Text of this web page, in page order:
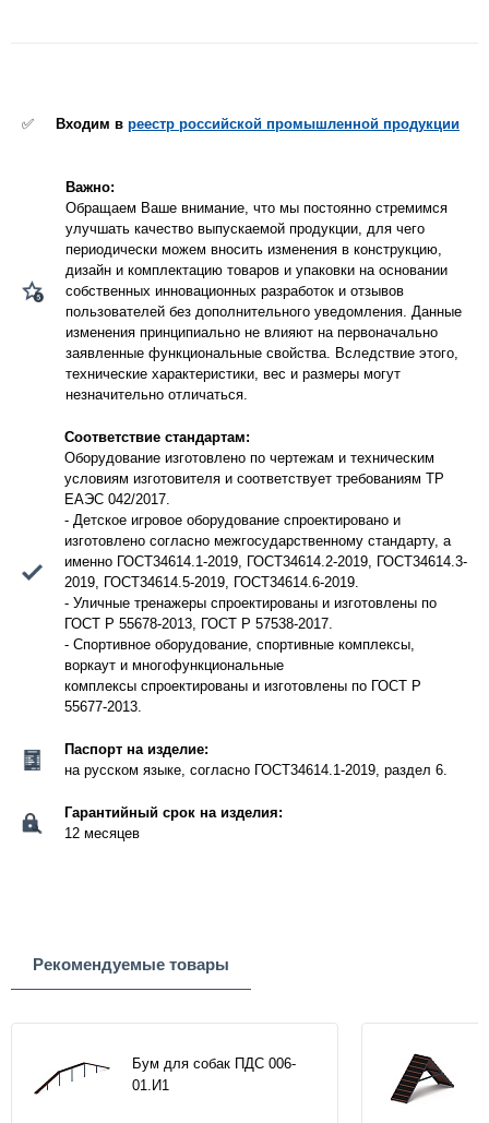
✅ Входим в реестр российской промышленной продукции
Важно:
Обращаем Ваше внимание, что мы постоянно стремимся
улучшать качество выпускаемой продукции, для чего
периодически можем вносить изменения в конструкцию,
дизайн и комплектацию товаров и упаковки на основании
собственных инновационных разработок и отзывов
пользователей без дополнительного уведомления. Данные
изменения принципиально не влияют на первоначально
заявленные функциональные свойства. Вследствие этого,
технические характеристики, вес и размеры могут
незначительно отличаться.
Соответствие стандартам:
Оборудование изготовлено по чертежам и техническим
условиям изготовителя и соответствует требованиям ТР
ЕАЭС 042/2017.
- Детское игровое оборудование спроектировано и
изготовлено согласно межгосударственному стандарту, а
именно ГОСТ34614.1-2019, ГОСТ34614.2-2019, ГОСТ34614.3-
2019, ГОСТ34614.5-2019, ГОСТ34614.6-2019.
- Уличные тренажеры спроектированы и изготовлены по
ГОСТ Р 55678-2013, ГОСТ Р 57538-2017.
- Спортивное оборудование, спортивные комплексы,
воркаут и многофункциональные
комплексы спроектированы и изготовлены по ГОСТ Р
55677-2013.
Паспорт на изделие:
на русском языке, согласно ГОСТ34614.1-2019, раздел 6.
Гарантийный срок на изделия:
12 месяцев
Рекомендуемые товары
Бум для собак ПДС 006-
01.И1